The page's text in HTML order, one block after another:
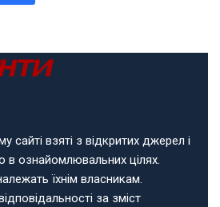
сайті взяті з відкритих джерел і
ознайомлювальних цілях.
їхнім власникам.
за зміст